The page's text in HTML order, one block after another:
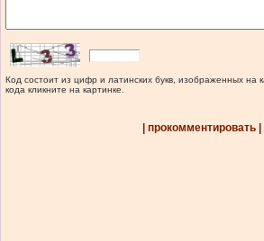
Код состоит из цифр и латинских букв, изображенных на
кода кликните на картинке.
| прокомментировать |